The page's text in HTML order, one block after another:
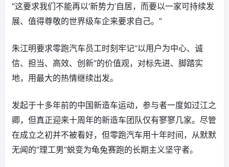
“这要求我们不能再以‘新势力’自居，而要以一家可持续发
展、值得尊敬的世界级车企来要求自己。”
朱江明要求零跑汽车员工时刻牢记“以用户为中心、诚
信、担当、高效、创新”的价值观，对标先进、脚踏实
地，用最大的热情继续出发。
发起于十多年前的中国新造车运动，参与者一度如过江之
卿，但真正迎来十周年的新造车团队仅有寥寥几家。尽管
在成立之初并不被看好，但零跑汽车用十年时间，从默默
无闻的“理工男”蜕变为龟兔赛跑的长期主义坚守者。